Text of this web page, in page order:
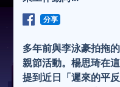
分享
多年前與李泳豪拍拖
親節活動。楊思琦在
提到近日「遲來的平